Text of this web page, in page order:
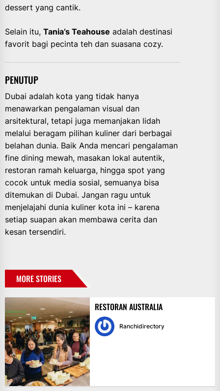
dessert yang cantik.
Selain itu, Tania’s Teahouse adalah destinasi
favorit bagi pecinta teh dan suasana cozy.
PENUTUP
Dubai adalah kota yang tidak hanya
menawarkan pengalaman visual dan
arsitektural, tetapi juga memanjakan lidah
melalui beragam pilihan kuliner dari berbagai
belahan dunia. Baik Anda mencari pengalaman
fine dining mewah, masakan lokal autentik,
restoran ramah keluarga, hingga spot yang
cocok untuk media sosial, semuanya bisa
ditemukan di Dubai. Jangan ragu untuk
menjelajahi dunia kuliner kota ini – karena
setiap suapan akan membawa cerita dan
kesan tersendiri.
MORE STORIES
RESTORAN AUSTRALIA
Ranchidirectory